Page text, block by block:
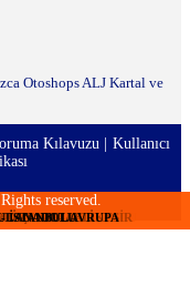
İSTANBUL ANADOLU
- KOCAELİ
- KOCAELİ
- KOCAELİ
- KOCAELİ
- KOCAELİ
- KOCAELİ
- KOCAELİ
- KOCAELİ
- KOCAELİ
- KOCAELİ
- KOCAELİ
- BALIKESİR
- KOCAELİ
ANADOLU
ANADOLU
ANADOLU
ANADOLU
ANADOLUAVRUPA
Otoshops ALJ Kartal ve
reserved.
Kılavuzu
Kullanıcı